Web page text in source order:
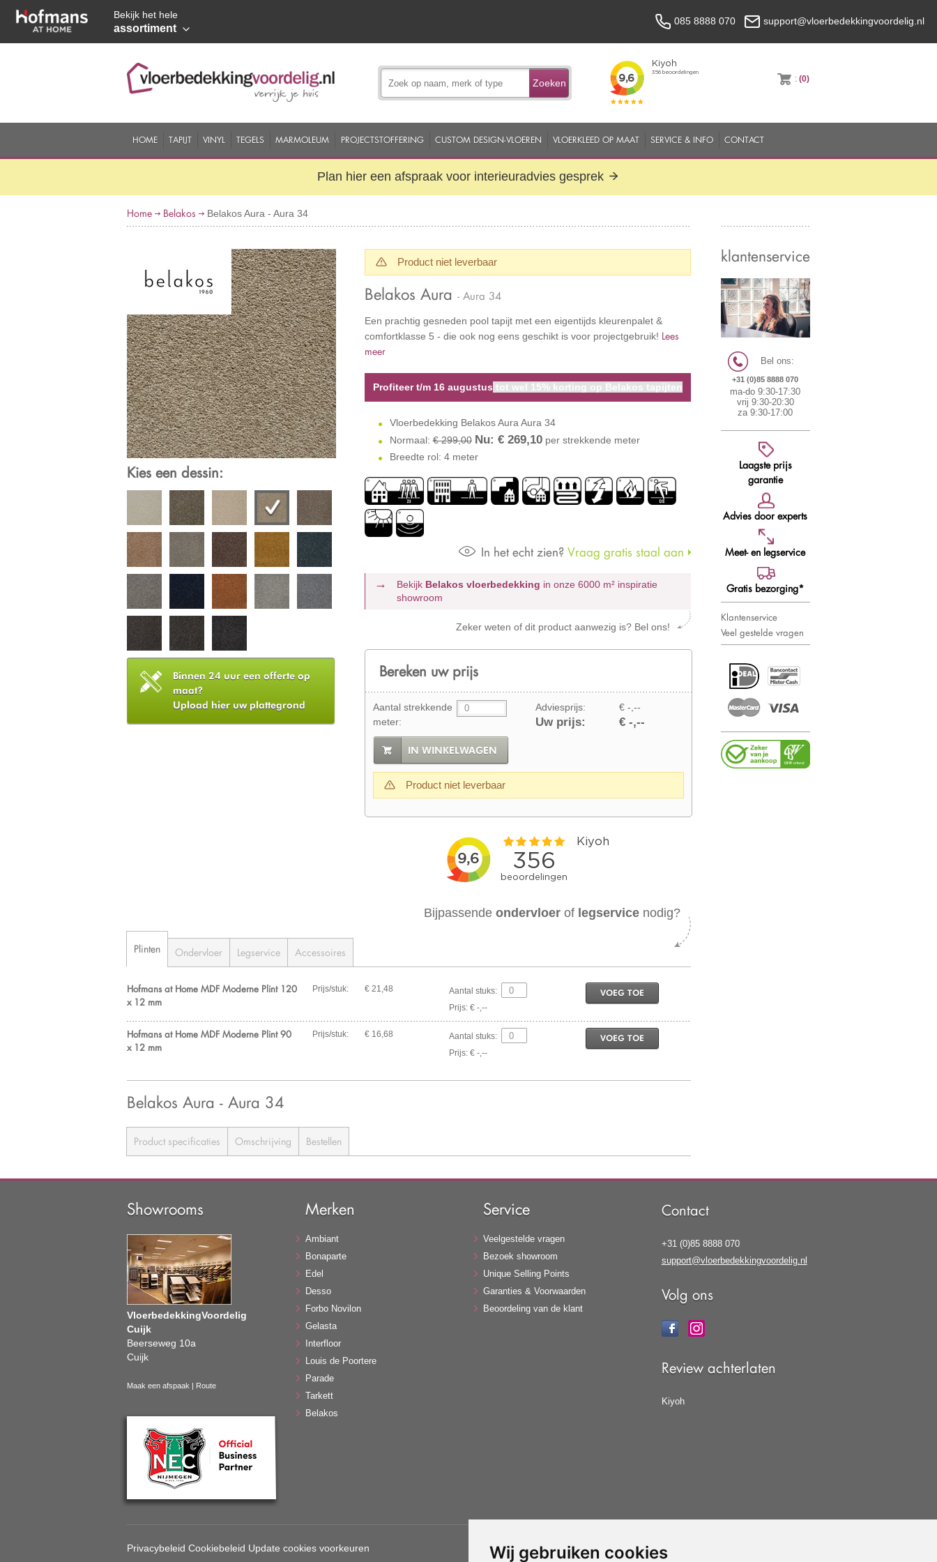
Wij gebruiken cookies
Bekijk het hele
assortiment
085 8888 070 support@vloerbedekkingvoordelig.nl
Zoeken :(0)
HOME TAPIJT VINYL TEGELS MARMOLEUM PROJECTSTOFFERING CUSTOM DESIGN-VLOEREN VLOERKLEED OP MAAT SERVICE & INFO CONTACT
Plan hier een afspraak voor interieuradvies gesprek
Home Belakos Belakos Aura - Aura 34
Kies een dessin:
Binnen 24 uur een offerte op
maat?
Upload hier uw plattegrond
Product niet leverbaar
Belakos Aura - Aura 34
Een prachtig gesneden pool tapijt met een eigentijds kleurenpalet &
comfortklasse 5 - die ook nog eens geschikt is voor projectgebruik! Lees
meer
Profiteer t/m 16 augustus tot wel 15% korting op Belakos tapijten
Vloerbedekking Belakos Aura Aura 34
Normaal:€ 299,00 Nu: € 269,10per strekkende meter
Breedte rol: 4 meter
In het echt zien? Vraag gratis staal aan
Bekijk Belakos vloerbedekking in onze 6000 m² inspiratie
showroom
Zeker weten of dit product aanwezig is? Bel ons!
Bereken uw prijs
Aantal strekkende
meter:
Adviesprijs: € -,--
Uw prijs: € -,--
IN WINKELWAGEN
Product niet leverbaar
klantenservice
Bel ons:
+31 (0)85 8888 070
ma-do 9:30-17:30
vrij 9:30-20:30
za 9:30-17:00
Laagste prijs
garantie
Advies door experts
Meet- en legservice
Gratis bezorging*
Klantenservice
Veel gestelde vragen
Bijpassendeondervloer of legservice nodig?
Plinten Ondervloer Legservice Accessoires
Hofmans at Home MDF Moderne Plint 120
x 12 mm
Prijs/stuk: € 21,48
Aantal stuks:
Prijs: € -,--
VOEG TOE
Hofmans at Home MDF Moderne Plint 90
x 12 mm
Prijs/stuk: € 16,68
Aantal stuks:
Prijs: € -,--
VOEG TOE
Belakos Aura - Aura 34
Product specificaties Omschrijving Bestellen
Showrooms
VloerbedekkingVoordelig
Cuijk
Beerseweg 10a
Cuijk
Maak een afspaak | Route
Merken
Ambiant
Bonaparte
Edel
Desso
Forbo Novilon
Gelasta
Interfloor
Louis de Poortere
Parade
Tarkett
Belakos
Service
Veelgestelde vragen
Bezoek showroom
Unique Selling Points
Garanties & Voorwaarden
Beoordeling van de klant
Contact
+31 (0)85 8888 070
support@vloerbedekkingvoordelig.nl
Volg ons
Review achterlaten
Kiyoh
Privacybeleid Cookiebeleid Update cookies voorkeuren Gebruik van deze site betekent dat u dealgemene voorwaarden